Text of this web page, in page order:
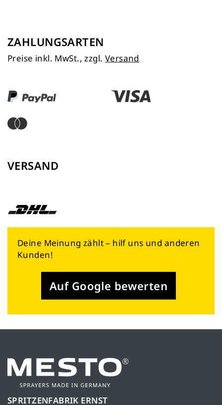
ZAHLUNGSARTEN
Preise inkl. MwSt., zzgl. Versand
VERSAND
Deine Meinung zählt – hilf uns und anderen
Kunden!
Auf Google bewerten
SPRITZENFABRIK ERNST